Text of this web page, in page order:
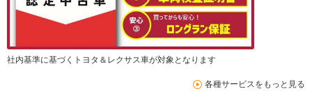
社内基準に基づくトヨタ＆レクサス車が対象となります
各種サービスをもっと見る